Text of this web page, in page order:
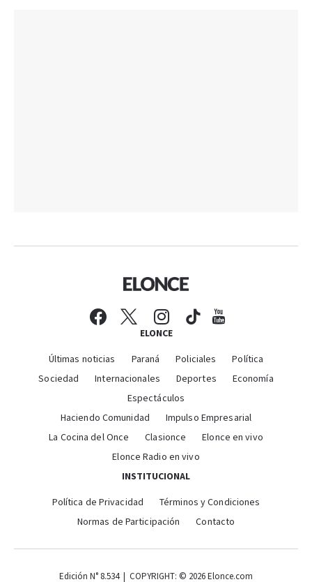
ELONCE
Últimas noticias Paraná Policiales
Política
Sociedad
Internacionales Deportes
Economía
Espectáculos
Haciendo Comunidad
Impulso Empresarial
La Cocina del Once
Clasionce
Elonce en vivo
Elonce Radio en vivo
INSTITUCIONAL
Política de Privacidad
Términos y Condiciones
Normas de Participación
Contacto
Edición N° 8.534 | COPYRIGHT: © 2026 Elonce.com